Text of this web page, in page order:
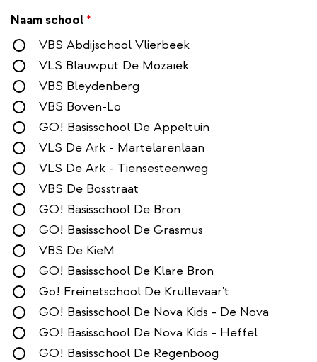
Naam school *
VBS Abdijschool Vlierbeek
VLS Blauwput De Mozaïek
VBS Bleydenberg
VBS Boven-Lo
GO! Basisschool De Appeltuin
VLS De Ark - Martelarenlaan
VLS De Ark - Tiensesteenweg
VBS De Bosstraat
GO! Basisschool De Bron
GO! Basisschool De Grasmus
VBS De KieM
GO! Basisschool De Klare Bron
Go! Freinetschool De Krullevaar't
GO! Basisschool De Nova Kids - De Nova
GO! Basisschool De Nova Kids - Heffel
GO! Basisschool De Regenboog